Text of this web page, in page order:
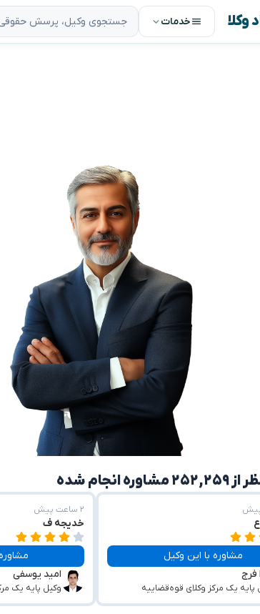
وکلا خدمات
مشاوره با این وکیل
فرج
پایه یک مرکز وکلای قوه‌قضاییه
۲ ساعت پیش
خدیجه ف
مشاوره با این
امید یوسفی
وکیل پایه یک